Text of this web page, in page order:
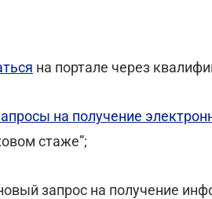
на портале через
на получение
стаже”;
запрос на получение